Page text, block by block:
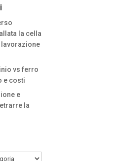
la cella
lavorazione
vs ferro
e costi
e
la